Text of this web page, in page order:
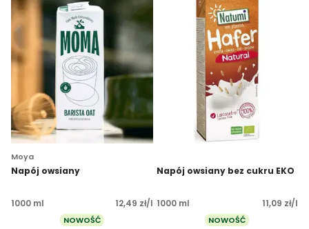
Moya
Napój owsiany
1000 ml 12,49 zł/l
NOWOŚĆ
Napój owsiany bez cukru EKO
1000 ml 11,09 zł/l
NOWOŚĆ